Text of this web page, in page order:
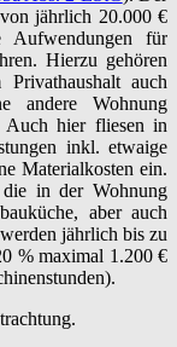
jährlich 20.000 €
Aufwendungen für
Hierzu gehören
auch
andere Wohnung
Auch hier fliesen in
inkl. etwaige
Materialkosten ein.
die in der Wohnung
aber auch
jährlich bis zu
% maximal 1.200 €